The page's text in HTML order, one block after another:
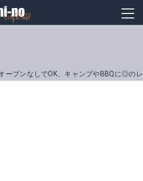
ーブンなしでOK、キャンプやBBQに◎の